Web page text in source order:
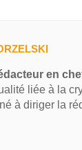
en
liée à la
à diriger la